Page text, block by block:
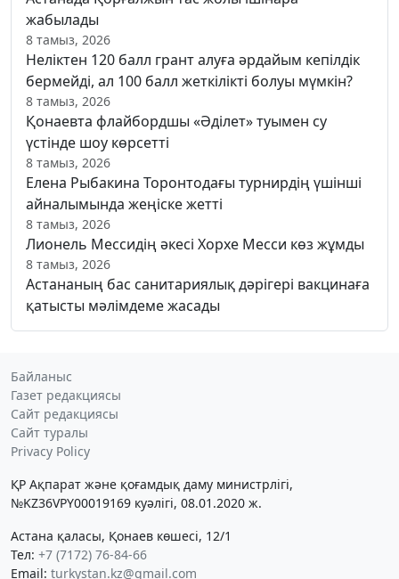
жабылады
8 тамыз, 2026
Неліктен 120 балл грант алуға әрдайым кепілдік
бермейді, ал 100 балл жеткілікті болуы мүмкін?
8 тамыз, 2026
Қонаевта флайбордшы «Әділет» туымен су
үстінде шоу көрсетті
8 тамыз, 2026
Елена Рыбакина Торонтодағы турнирдің үшінші
айналымында жеңіске жетті
8 тамыз, 2026
Лионель Мессидің әкесі Хорхе Месси көз жұмды
8 тамыз, 2026
Астананың бас санитариялық дәрігері вакцинаға
қатысты мәлімдеме жасады
Байланыс
Газет редакциясы
Сайт редакциясы
Сайт туралы
Privacy Policy
ҚР Ақпарат және қоғамдық даму министрлігі,
№KZ36VPY00019169 куәлігі, 08.01.2020 ж.
Астана қаласы, Қонаев көшесі, 12/1
Тел: +7 (7172) 76-84-66
Email: turkystan.kz@gmail.com